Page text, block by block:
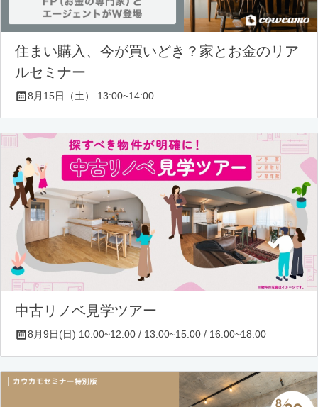
住まい購入、今が買いどき？家とお金のリア
ルセミナー
8月15日（土） 13:00~14:00
中古リノベ見学ツアー
8月9日(日) 10:00~12:00 / 13:00~15:00 / 16:00~18:00